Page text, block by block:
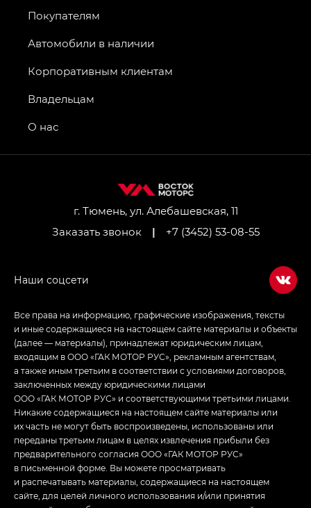
г. Тюмень, ул. Алебашевская, 11
Заказать звонок
| +7 (3452) 53-08-55
Покупателям
Автомобили в наличии
Корпоративным клиентам
Владельцам
О нас
Все права на информацию, графические изображения, тексты
и иные содержащиеся на настоящем сайте материалы и объекты
(далее — материалы), принадлежат юридическим лицам,
входящим в ООО «ГАК МОТОР РУС», рекламным агентствам,
а также иным третьим в соответствии с условиями договоров,
заключенных между юридическими лицами
ООО «ГАК МОТОР РУС» и соответствующими третьими лицами.
Никакие содержащиеся на настоящем сайте материалы или
их часть не могут быть воспроизведены, использованы или
переданы третьим лицам в целях извлечения прибыли без
предварительного согласия ООО «ГАК МОТОР РУС»
в письменной форме. Вы можете просматривать
и распечатывать материалы, содержащиеся на настоящем
сайте, для целей личного использования и/или принятия